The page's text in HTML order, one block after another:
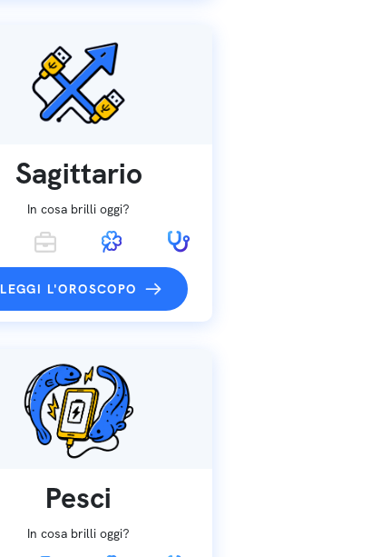
Sagittario
In cosa brilli oggi?
LEGGI L'OROSCOPO
Pesci
In cosa brilli oggi?